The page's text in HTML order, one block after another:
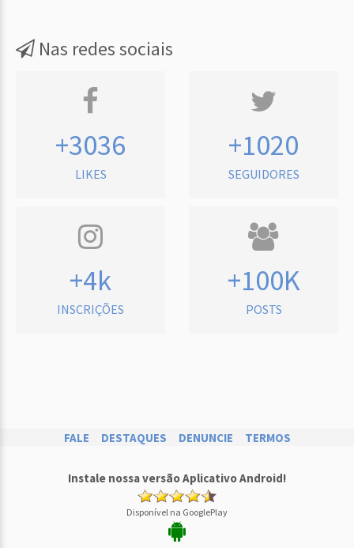
Nas redes sociais
+3036
LIKES
+1020
SEGUIDORES
+4k
INSCRIÇÕES
+100K
POSTS
FALE DESTAQUES DENUNCIE TERMOS
Instale nossa versão Aplicativo Android!
Disponível na GooglePlay